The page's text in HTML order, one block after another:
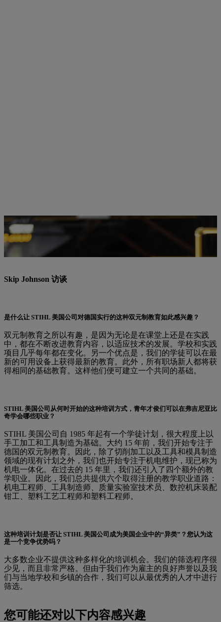
SKIP JOHNSON (59)
是 STIHL 美国公司的培训主管，非常了解成
功的双元制培训：早在 1988 年，他就顺利完成了在德国和美国的
工具制造培训。
Skip Johnson 访谈
是什么让 STIHL 美国公司对德国实行的这种双元制教育如此感兴趣？
双元制教育之所以有趣，是因为无论是在课堂上还是在实践
中，都在不断改进教育内容，以适应技术的发展。学校和实践
项目几乎每年都在变化。另一个优点是，我们的学徒可以在最
新的可用设备上获得最新的教育。此外，所有职场新人都将获
得相同的基础教育。这样他们便可建立一个共同的基础。
STIHL 美国公司从何时开始的这种培训方式，青年才俊们可以在弗吉尼亚比
奇学会哪些职业？
STIHL 美国公司自 1985 年起有一个学徒计划，很大程度上以
手工加工和工具制造为基础。大约 15 年前，我们开始专注于
德国的双元制教育。因此，除了切削加工以及工具和模具制造
领域的现有计划之外，我们也开始专注于机电维护，现已称为
机电一体化。在过去的 15 年里，我们还引入了四个额外的教
学职业。因此，我们总共提供六个取得注册的教学职业道路：
机电工程师、工具制造师、质量实验室技术员、数控机床装配
钳工、塑料工艺工程师和塑料工程师。
这种培训计划是否让 STIHL 美国公司成为美国企业中的“异类”？您认为这
是一个竞争优势吗？
大多数企业不提供这种多样化的培训机会。我们的筛选程序很
少见，而且非常严格。但由于我们作为雇主的良好声誉以及我
们与当地学校和乡镇的合作，我们可以从最优秀的人才中进行
筛选。
您可能还对以下内容感兴趣